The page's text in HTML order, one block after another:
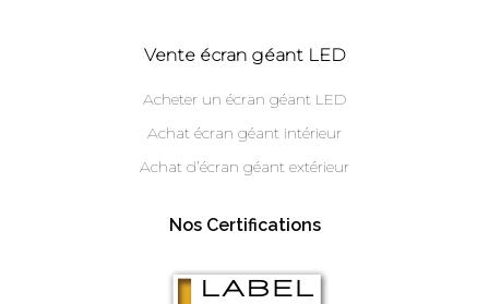
Vente écran géant LED
Acheter un écran géant LED
Achat écran géant intérieur
Achat d’écran géant extérieur
Nos Certifications